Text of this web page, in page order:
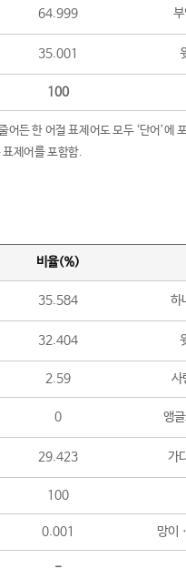
64.999
35.001
100
든 한 어절 표제어도 모두 ‘단어’에
표제어를 포함함.
비율(%)
35.584 하
32.404
2.59 사
0 앵
29.423 가
100
0.001 망이
-